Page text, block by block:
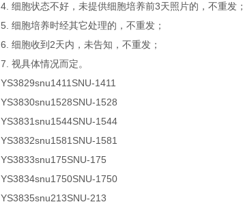
4. 细胞状态不好，未提供细胞培养前3天照片的，不重发；
5. 细胞培养时经其它处理的，不重发；
6. 细胞收到2天内，未告知，不重发；
7. 视具体情况而定。
YS3829snu1411 SNU-1411
YS3830snu1528SNU-1528
YS3831snu1544SNU-1544
YS3832snu1581SNU-1581
YS3833snu175SNU-175
YS3834snu1750SNU-1750
YS3835snu213SNU-213